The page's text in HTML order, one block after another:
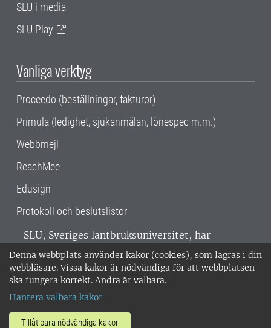
Denna webbplats använder kakor (cookies), som lagras i din
webbläsare. Vissa kakor är nödvändiga för att webbplatsen
ska fungera korrekt. Andra är valbara.
Hantera valbara kakor
Tillåt bara nödvändiga kakor
SLU i media
SLU Play
Vanliga verktyg
Proceedo (beställningar, fakturor)
Primula (ledighet, sjukanmälan, lönespec m.m.)
Webbmejl
ReachMee
Edusign
Protokoll och beslutslistor
SLU, Sveriges lantbruksuniversitet, har
verksamhet över hela Sverige. Huvudorter är
Alnarp, Uppsala och Umeå.SLU är
miljöcertifierat enligt ISO 14001. •
018-67 10 00 • Org nr: 202100-2817 •
Om SLU:s webbplatser